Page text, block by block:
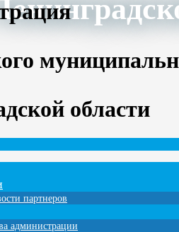
области
партнеров
администрации